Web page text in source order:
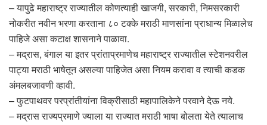
– यापुढे महाराष्ट्र राज्यातील कोणत्याही खाजगी, सरकारी, निमसरकारी
नोकरीत नवीन भरणा करताना ८० टक्के मराठी माणसांना प्राधान्य मिळालेच
पाहिजे असा कटाक्ष शासनाने पाळावा.
– मद्रास, बंगाल या इतर प्रांताप्रमाणेच महाराष्ट्र राज्यातील स्टेशनवरील
पाट्या मराठी भाषेतून असल्या पाहिजेत असा नियम करावा व त्याची कडक
अंमलबजावणी व्हावी.
– फुटपाथवर परप्रांतीयांना विक्रीसाठी महापालिकेने परवाने देऊ नये.
– मद्रास राज्यप्रमाणे ज्याला या राज्यात मराठी भाषा बोलता येते त्यालाच